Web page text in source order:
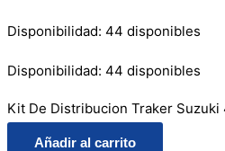
Disponibilidad: 44 disponibles
Disponibilidad: 44 disponibles
Kit De Distribucion Traker
Añadir al carrito